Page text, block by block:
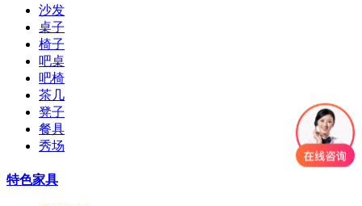
沙发
桌子
椅子
吧桌
吧椅
茶几
凳子
餐具
秀场
特色家具